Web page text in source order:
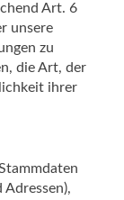
Art. 6
unsere
zu
die Art, der
ihrer
Adressen),